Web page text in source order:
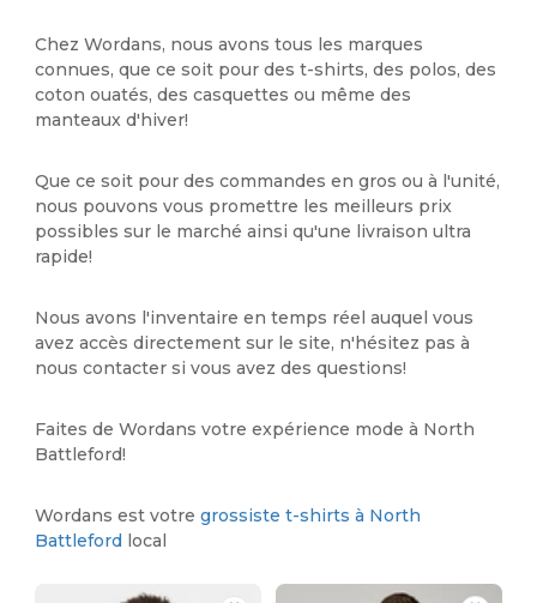
Chez Wordans, nous avons tous les marques
connues, que ce soit pour des t-shirts, des polos, des
coton ouatés, des casquettes ou même des
manteaux d'hiver!
Que ce soit pour des commandes en gros ou à l'unité,
nous pouvons vous promettre les meilleurs prix
possibles sur le marché ainsi qu'une livraison ultra
rapide!
Nous avons l'inventaire en temps réel auquel vous
avez accès directement sur le site, n'hésitez pas à
nous contacter si vous avez des questions!
Faites de Wordans votre expérience mode à North
Battleford!
Wordans est votregrossiste t-shirts à North
Battleford local